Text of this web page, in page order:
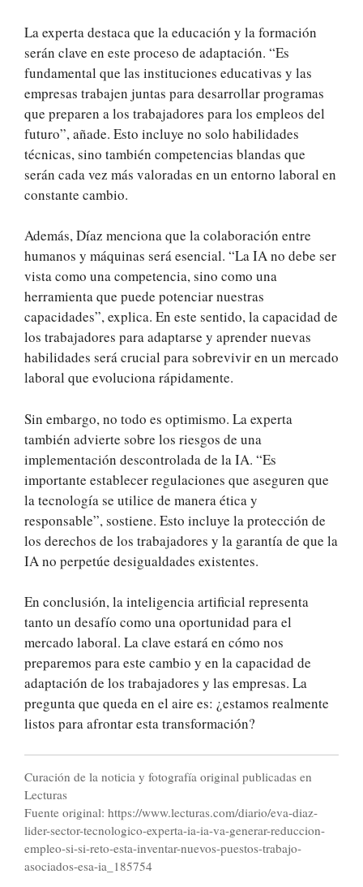
La experta destaca que la educación y la formación
serán clave en este proceso de adaptación. “Es
fundamental que las instituciones educativas y las
empresas trabajen juntas para desarrollar programas
que preparen a los trabajadores para los empleos del
futuro”, añade. Esto incluye no solo habilidades
técnicas, sino también competencias blandas que
serán cada vez más valoradas en un entorno laboral en
constante cambio.
Además, Díaz menciona que la colaboración entre
humanos y máquinas será esencial. “La IA no debe ser
vista como una competencia, sino como una
herramienta que puede potenciar nuestras
capacidades”, explica. En este sentido, la capacidad de
los trabajadores para adaptarse y aprender nuevas
habilidades será crucial para sobrevivir en un mercado
laboral que evoluciona rápidamente.
Sin embargo, no todo es optimismo. La experta
también advierte sobre los riesgos de una
implementación descontrolada de la IA. “Es
importante establecer regulaciones que aseguren que
la tecnología se utilice de manera ética y
responsable”, sostiene. Esto incluye la protección de
los derechos de los trabajadores y la garantía de que la
IA no perpetúe desigualdades existentes.
En conclusión, la inteligencia artificial representa
tanto un desafío como una oportunidad para el
mercado laboral. La clave estará en cómo nos
preparemos para este cambio y en la capacidad de
adaptación de los trabajadores y las empresas. La
pregunta que queda en el aire es: ¿estamos realmente
listos para afrontar esta transformación?
Curación de la noticia y fotografía original publicadas en
Lecturas
Fuente original: https://www.lecturas.com/diario/eva-diaz-
lider-sector-tecnologico-experta-ia-ia-va-generar-reduccion-
empleo-si-si-reto-esta-inventar-nuevos-puestos-trabajo-
asociados-esa-ia_185754